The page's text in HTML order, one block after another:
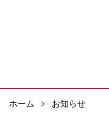
ホーム お知らせ